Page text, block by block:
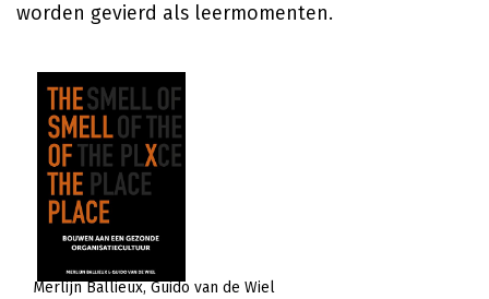
worden gevierd als leermomenten.
Merlijn Ballieux Guido van de Wiel